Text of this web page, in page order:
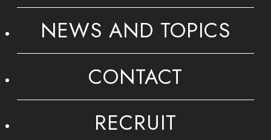
NEWS AND TOPICS
CONTACT
RECRUIT